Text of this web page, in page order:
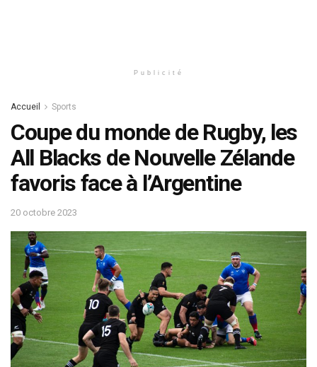
Publicité
Accueil Sports
Coupe du monde de Rugby, les
All Blacks de Nouvelle Zélande
favoris face à l’Argentine
20 octobre 2023